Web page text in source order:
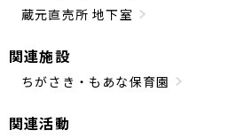
蔵元直売所 地下室
関連施設
ちがさき・もあな保育園
関連活動